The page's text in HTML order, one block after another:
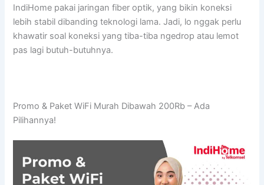
IndiHome pakai jaringan fiber optik, yang bikin koneksi
lebih stabil dibanding teknologi lama. Jadi, lo nggak perlu
khawatir soal koneksi yang tiba-tiba ngedrop atau lemot
pas lagi butuh-butuhnya.
Promo & Paket WiFi Murah Dibawah 200Rb – Ada
Pilihannya!